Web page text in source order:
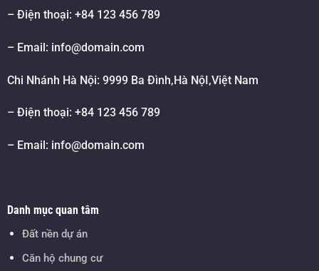
– Điện thoại: +84 123 456 789
– Email: info@domain.com
Chi Nhánh Hà Nội: 9999 Ba Đình,Hà NộI,Việt Nam
– Điện thoại: +84 123 456 789
– Email: info@domain.com
Danh mục quan tâm
Đất nền dự án
Căn hộ chung cư